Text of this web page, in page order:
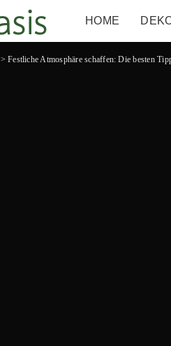
HOME
>Festliche Atmosphäre schaffen: Die besten